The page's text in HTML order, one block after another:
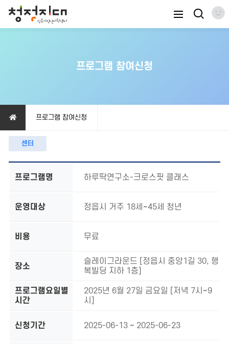
프로그램 참여신청
프로그램 참여신청
센터
프로그램명 하루딱연구소-크로스핏 클래스
운영대상 정읍시 거주 18세~45세 청년
비용 무료
장소
슬레이그라운드 [정읍시 중앙1길 30, 행
복빌딩 지하 1층]
프로그램요일별
시간
2025년 6월 27일 금요일 [저녁 7시~9
시]
신청기간 2025-06-13 ~ 2025-06-23